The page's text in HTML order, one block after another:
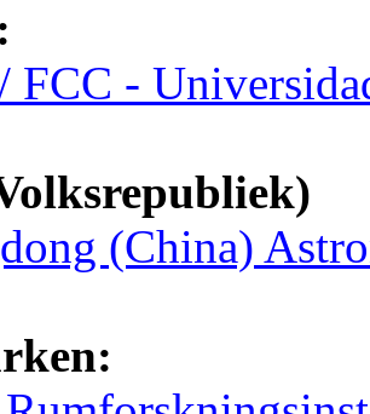
FCC -
(China)